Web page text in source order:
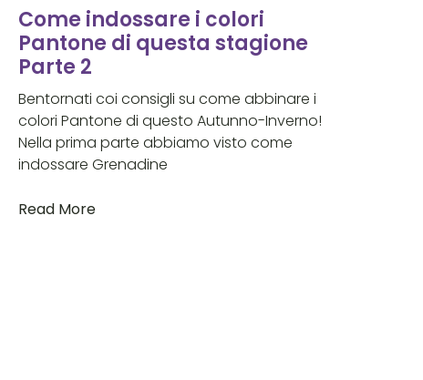
Come indossare i colori
Pantone di questa stagione
Parte 2
Bentornati coi consigli su come abbinare i
colori Pantone di questo Autunno-Inverno!
Nella prima parte abbiamo visto come
indossare Grenadine
Read More